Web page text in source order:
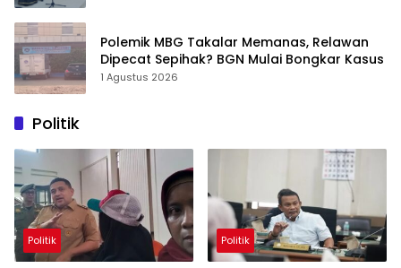
Polemik MBG Takalar Memanas, Relawan
Dipecat Sepihak? BGN Mulai Bongkar Kasus
1 Agustus 2026
Politik
Politik Politik